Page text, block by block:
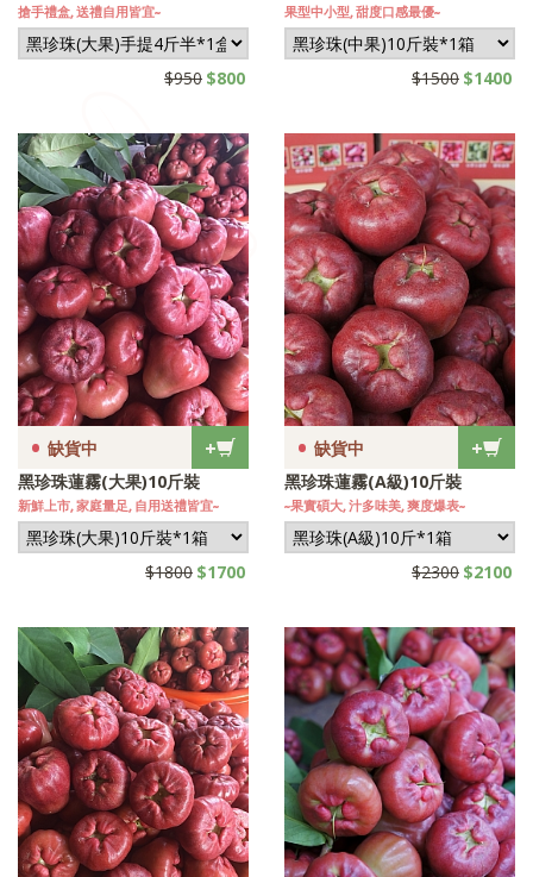
搶手禮盒, 送禮自用皆宜~
$950 $800
果型中小型, 甜度口感最優~
$1500 $1400
+
• 缺貨中
黑珍珠蓮霧(大果)10斤裝
新鮮上市, 家庭量足, 自用送禮皆宜~
$1800 $1700
+
• 缺貨中
黑珍珠蓮霧(A級)10斤裝
~果實碩大, 汁多味美, 爽度爆表~
$2300 $2100